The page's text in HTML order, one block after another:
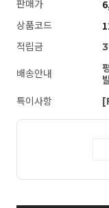
판매가
상품코드
적립금
배송안내
특이사항
[Fun Toy] 열쇠